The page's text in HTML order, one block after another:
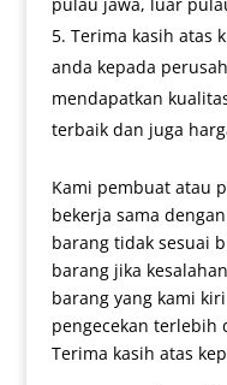
pulau jawa, luar
Terima kasih atas
anda kepada
mendapatkan
terbaik dan juga
Kami pembuat atau
bekerja sama
barang tidak sesuai
barang jika
barang yang kami
pengecekan terlebih
Terima kasih atas